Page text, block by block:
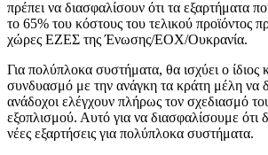
πρέπει να διασφαλίσουν ότι τα εξαρτήματα
το 65% του κόστους του τελικού προϊόντος
χώρες ΕΖΕΣ της Ένωσης/ΕΟΧ/Ουκρανία.
Για πολύπλοκα συστήματα, θα ισχύει ο ίδιος
συνδυασμό με την ανάγκη τα κράτη μέλη να
ανάδοχοι ελέγχουν πλήρως τον σχεδιασμό
εξοπλισμού. Αυτό για να διασφαλίσουμε ότι
νέες εξαρτήσεις για πολύπλοκα συστήματα.